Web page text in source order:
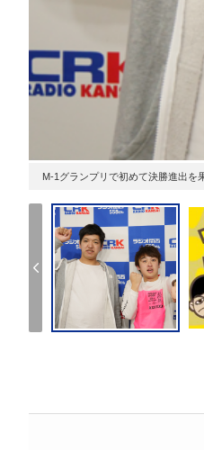
M-1グランプリで初めて決勝進出を